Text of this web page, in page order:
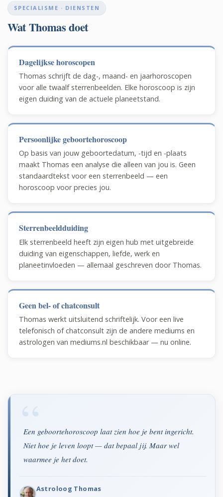
SPECIALISME · DIENSTEN
Wat Thomas doet
Dagelijkse horoscopen
Thomas schrijft de dag-, maand- en jaarhoroscopen
voor alle twaalf sterrenbeelden. Elke horoscoop is zijn
eigen duiding van de actuele planeetstand.
Persoonlijke geboortehoroscoop
Op basis van jouw geboortedatum, -tijd en -plaats
maakt Thomas een analyse die alleen van jou is. Geen
standaardtekst voor een sterrenbeeld — een
horoscoop voor precies jou.
Sterrenbeeldduiding
Elk sterrenbeeld heeft zijn eigen hub met uitgebreide
duiding van eigenschappen, liefde, werk en
planeetinvloeden — allemaal geschreven door Thomas.
Geen bel- of chatconsult
Thomas werkt uitsluitend schriftelijk. Voor een live
telefonisch of chatconsult zijn de andere mediums en
astrologen van mediums.nl beschikbaar — nu online.
Een geboortehoroscoop laat zien hoe je bent ingericht.
Niet hoe je leven loopt — dat bepaal jij. Maar wel
waarmee je het doet.
Astroloog Thomas